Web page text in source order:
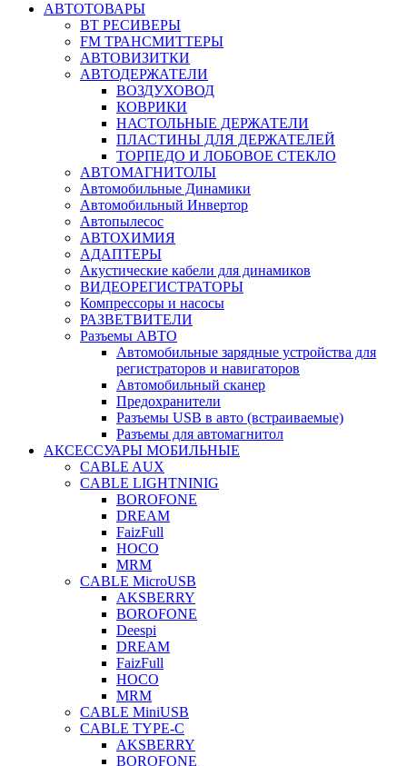
АВТОТОВАРЫ
BT РЕСИВЕРЫ
FM ТРАНСМИТТЕРЫ
АВТОВИЗИТКИ
АВТОДЕРЖАТЕЛИ
ВОЗДУХОВОД
КОВРИКИ
НАСТОЛЬНЫЕ ДЕРЖАТЕЛИ
ПЛАСТИНЫ ДЛЯ ДЕРЖАТЕЛЕЙ
ТОРПЕДО И ЛОБОВОЕ СТЕКЛО
АВТОМАГНИТОЛЫ
Автомобильные Динамики
Автомобильный Инвертор
Автопылесос
АВТОХИМИЯ
АДАПТЕРЫ
Акустические кабели для динамиков
ВИДЕОРЕГИСТРАТОРЫ
Компрессоры и насосы
РАЗВЕТВИТЕЛИ
Разъемы АВТО
Автомобильные зарядные устройства для
регистраторов и навигаторов
Автомобильный сканер
Предохранители
Разъемы USB в авто (встраиваемые)
Разъемы для автомагнитол
АКСЕССУАРЫ МОБИЛЬНЫЕ
CABLE AUX
CABLE LIGHTNINIG
BOROFONE
DREAM
FaizFull
HOCO
MRM
CABLE MicroUSB
AKSBERRY
BOROFONE
Deespi
DREAM
FaizFull
HOCO
MRM
CABLE MiniUSB
CABLE TYPE-C
AKSBERRY
BOROFONE